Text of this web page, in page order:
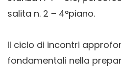
salita n. 2 – 4°piano.
Il ciclo di incontri
fondamentali nella